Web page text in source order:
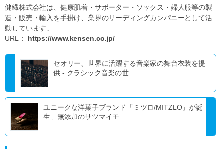
健繊株式会社は、健康肌着・サポーター・ソックス・婦人服等の製
造・販売・輸入を手掛け、業界のリーディングカンパニーとして活
動しています。
URL： https://www.kensen.co.jp/
セオリー、世界に活躍する音楽家の舞台衣装を提
供 - クラシック音楽の世...
ユニークな洋菓子ブランド「ミツロ/MITZLO」が誕
生、無添加のサツマイモ...